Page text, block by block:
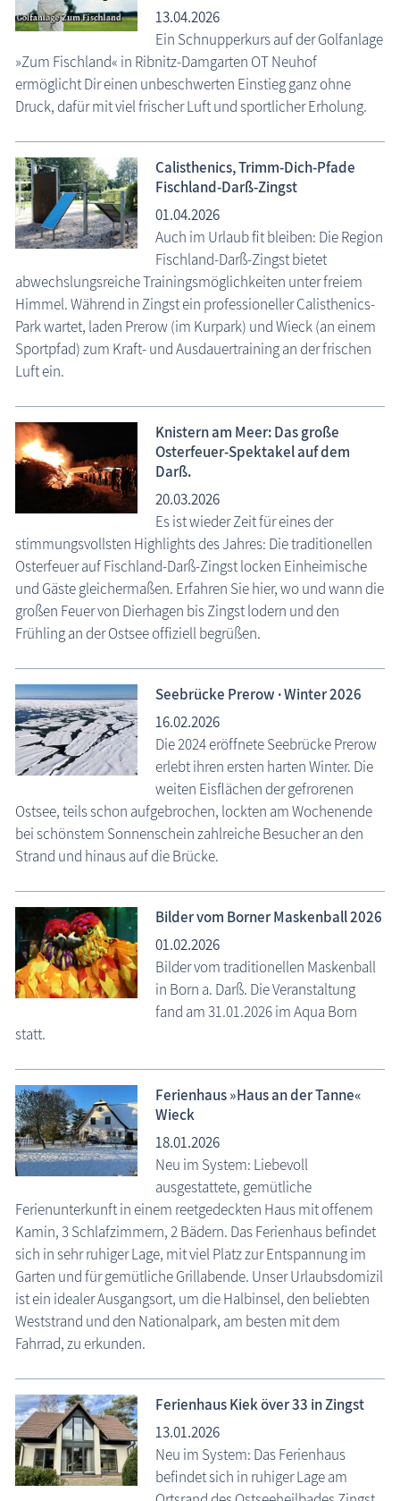
13.04.2026
Ein Schnupperkurs auf der Golfanlage
»Zum Fischland« in Ribnitz-Damgarten OT Neuhof
ermöglicht Dir einen unbeschwerten Einstieg ganz ohne
Druck, dafür mit viel frischer Luft und sportlicher Erholung.
Calisthenics, Trimm-Dich-Pfade
Fischland-Darß-Zingst
01.04.2026
Auch im Urlaub fit bleiben: Die Region
Fischland-Darß-Zingst bietet
abwechslungsreiche Trainingsmöglichkeiten unter freiem
Himmel. Während in Zingst ein professioneller Calisthenics-
Park wartet, laden Prerow (im Kurpark) und Wieck (an einem
Sportpfad) zum Kraft- und Ausdauertraining an der frischen
Luft ein.
Knistern am Meer: Das große
Osterfeuer-Spektakel auf dem
Darß.
20.03.2026
Es ist wieder Zeit für eines der
stimmungsvollsten Highlights des Jahres: Die traditionellen
Osterfeuer auf Fischland-Darß-Zingst locken Einheimische
und Gäste gleichermaßen. Erfahren Sie hier, wo und wann die
großen Feuer von Dierhagen bis Zingst lodern und den
Frühling an der Ostsee offiziell begrüßen.
Seebrücke Prerow · Winter 2026
16.02.2026
Die 2024 eröffnete Seebrücke Prerow
erlebt ihren ersten harten Winter. Die
weiten Eisflächen der gefrorenen
Ostsee, teils schon aufgebrochen, lockten am Wochenende
bei schönstem Sonnenschein zahlreiche Besucher an den
Strand und hinaus auf die Brücke.
Bilder vom Borner Maskenball 2026
01.02.2026
Bilder vom traditionellen Maskenball
in Born a. Darß. Die Veranstaltung
fand am 31.01.2026 im Aqua Born
statt.
Ferienhaus »Haus an der Tanne«
Wieck
18.01.2026
Neu im System: Liebevoll
ausgestattete, gemütliche
Ferienunterkunft in einem reetgedeckten Haus mit offenem
Kamin, 3 Schlafzimmern, 2 Bädern. Das Ferienhaus befindet
sich in sehr ruhiger Lage, mit viel Platz zur Entspannung im
Garten und für gemütliche Grillabende. Unser Urlaubsdomizil
ist ein idealer Ausgangsort, um die Halbinsel, den beliebten
Weststrand und den Nationalpark, am besten mit dem
Fahrrad, zu erkunden.
Ferienhaus Kiek över 33 in Zingst
13.01.2026
Neu im System: Das Ferienhaus
befindet sich in ruhiger Lage am